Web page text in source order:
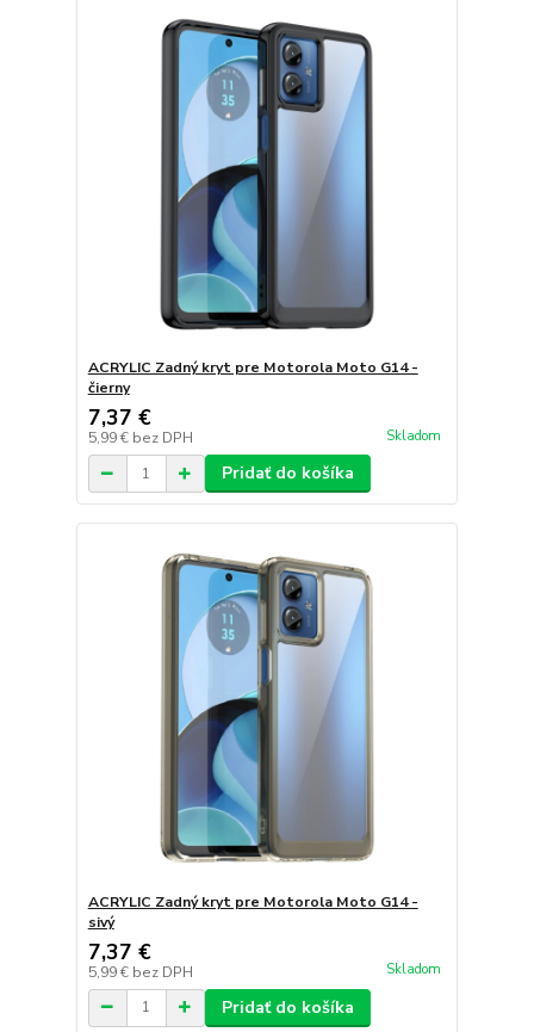
ACRYLIC Zadný kryt pre Motorola Moto G14 -
čierny
7,37 €
5,99 € bez DPH Skladom
Pridať do košíka
ACRYLIC Zadný kryt pre Motorola Moto G14 -
sivý
7,37 €
5,99 € bez DPH Skladom
Pridať do košíka